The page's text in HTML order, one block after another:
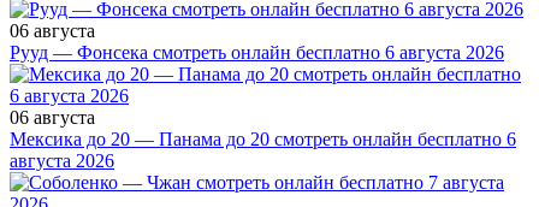
06 августа
Рууд — Фонсека смотреть онлайн бесплатно 6 августа 2026
06 августа
Мексика до 20 — Панама до 20 смотреть онлайн бесплатно 6
августа 2026